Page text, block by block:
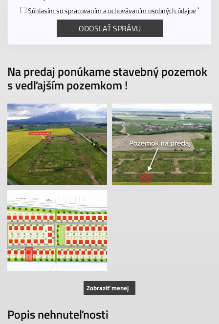
Na predaj ponúkame stavebný pozemok
s vedľajším pozemkom !
Zobraziť menej
Popis nehnuteľnosti
Súhlasím so spracovaním a uchovávaním osobných údajov *